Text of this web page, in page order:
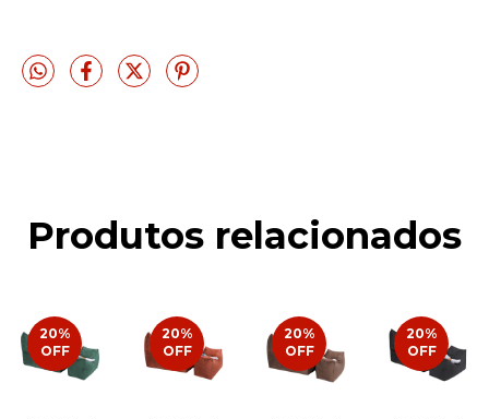
Produtos relacionados
20%
OFF
20%
OFF
20%
OFF
20%
OFF